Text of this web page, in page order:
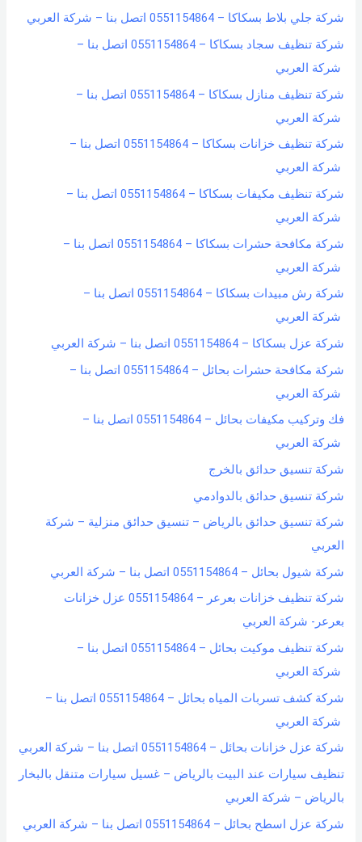
شركة جلي بلاط بسكاكا – 0551154864 اتصل بنا – شركة العربي
شركة تنظيف سجاد بسكاكا – 0551154864 اتصل بنا –
شركة العربي
شركة تنظيف منازل بسكاكا – 0551154864 اتصل بنا –
شركة العربي
شركة تنظيف خزانات بسكاكا – 0551154864 اتصل بنا –
شركة العربي
شركة تنظيف مكيفات بسكاكا – 0551154864 اتصل بنا –
شركة العربي
شركة مكافحة حشرات بسكاكا – 0551154864 اتصل بنا –
شركة العربي
شركة رش مبيدات بسكاكا – 0551154864 اتصل بنا –
شركة العربي
شركة عزل بسكاكا – 0551154864 اتصل بنا – شركة العربي
شركة مكافحة حشرات بحائل – 0551154864 اتصل بنا –
شركة العربي
فك وتركيب مكيفات بحائل – 0551154864 اتصل بنا –
شركة العربي
شركة تنسيق حدائق بالخرج
شركة تنسيق حدائق بالدوادمي
شركة تنسيق حدائق بالرياض – تنسيق حدائق منزلية – شركة
العربي
شركة شيول بحائل – 0551154864 اتصل بنا – شركة العربي
شركة تنظيف خزانات بعرعر – 0551154864 عزل خزانات
بعرعر- شركة العربي
شركة تنظيف موكيت بحائل – 0551154864 اتصل بنا –
شركة العربي
شركة كشف تسربات المياه بحائل – 0551154864 اتصل بنا –
شركة العربي
شركة عزل خزانات بحائل – 0551154864 اتصل بنا – شركة العربي
تنظيف سيارات عند البيت بالرياض – غسيل سيارات متنقل بالبخار
بالرياض – شركة العربي
شركة عزل اسطح بحائل – 0551154864 اتصل بنا – شركة العربي